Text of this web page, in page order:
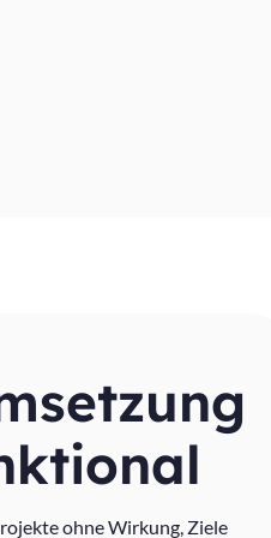
ohne Wirkung, Ziele